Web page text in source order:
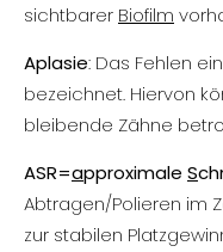
sichtbarer Biofilm
Aplasie: Das Fehlen
bezeichnet. Hiervon
bleibende Zähne
ASR=approximale S
Abtragen/Polieren im
zur stabilen